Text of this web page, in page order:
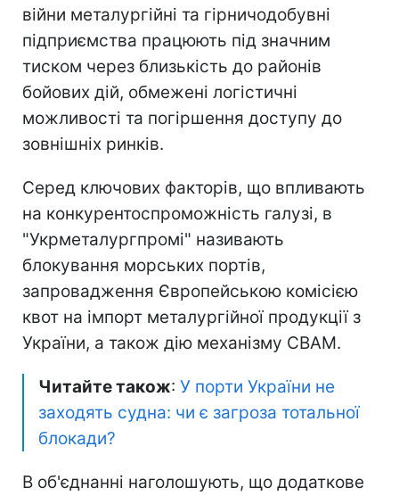
війни металургійні та гірничодобувні
підприємства працюють під значним
тиском через близькість до районів
бойових дій, обмежені логістичні
можливості та погіршення доступу до
зовнішніх ринків.
Серед ключових факторів, що впливають
на конкурентоспроможність галузі, в
"Укрметалургпромі" називають
блокування морських портів,
запровадження Європейською комісією
квот на імпорт металургійної продукції з
України, а також дію механізму CBAM.
Читайте також: У порти України не
заходять судна: чи є загроза тотальної
блокади?
В об'єднанні наголошують, що додаткове